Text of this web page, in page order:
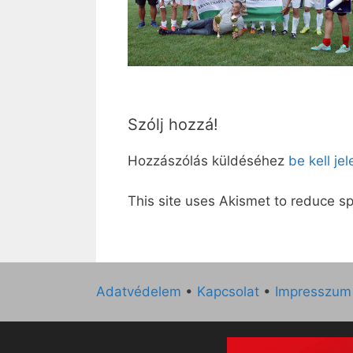
Szólj hozzá!
Hozzászólás küldéséhez be kell
This site uses Akismet to reduce
Adatvédelem • Kapcsolat • Impresszum